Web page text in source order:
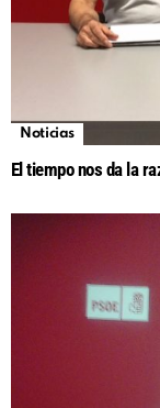
Noticias
El tiempo nos da la